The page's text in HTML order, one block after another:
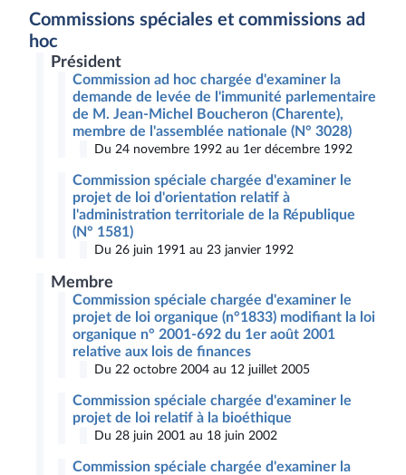
Commissions spéciales et commissions ad
hoc
Président
Commission ad hoc chargée d'examiner la
demande de levée de l'immunité parlementaire
de M. Jean-Michel Boucheron (Charente),
membre de l'assemblée nationale (N° 3028)
Du 24 novembre 1992 au 1er décembre 1992
Commission spéciale chargée d'examiner le
projet de loi d'orientation relatif à
l'administration territoriale de la République
(N° 1581)
Du 26 juin 1991 au 23 janvier 1992
Membre
Commission spéciale chargée d'examiner le
projet de loi organique (n°1833) modifiant la loi
organique n° 2001-692 du 1er août 2001
relative aux lois de finances
Du 22 octobre 2004 au 12 juillet 2005
Commission spéciale chargée d'examiner le
projet de loi relatif à la bioéthique
Du 28 juin 2001 au 18 juin 2002
Commission spéciale chargée d'examiner la